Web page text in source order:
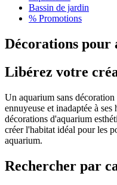
Bassin de jardin
% Promotions
Décorations pour
Libérez votre
Un aquarium sans
ennuyeuse et inadaptée à
décorations d'aquarium
créer l'habitat idéal pour les
aquarium.
Rechercher par